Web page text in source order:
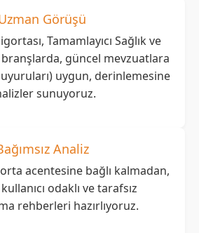
Görüşü
Tamamlayıcı Sağlık ve
güncel mevzuatlara
uygun, derinlemesine
sunuyoruz.
Analiz
acentesine bağlı kalmadan,
odaklı ve tarafsız
rehberleri hazırlıyoruz.